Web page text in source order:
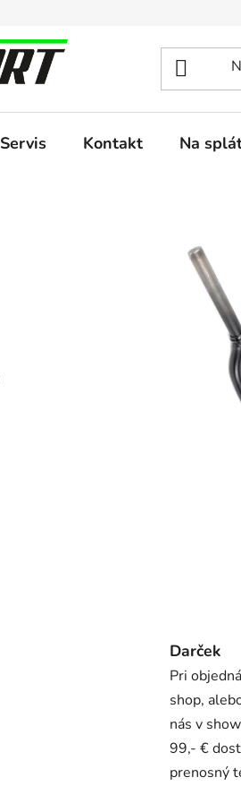
Servis Kontakt Na
Darček
Pri
shop,
nás v
99,- €
prenosný